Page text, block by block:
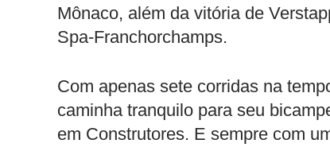
Mônaco, além da vitória de
Spa-Franchorchamps.
Com apenas sete corridas na
caminha tranquilo para seu
em Construtores. E sempre com